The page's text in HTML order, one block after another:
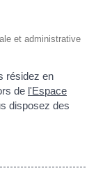
et administrative
résidez en
de l'Espace
disposez des